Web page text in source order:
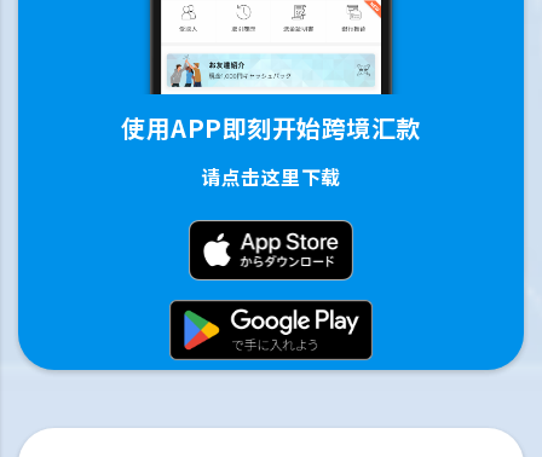
使用APP即刻开始跨境汇款
请点击这里下载